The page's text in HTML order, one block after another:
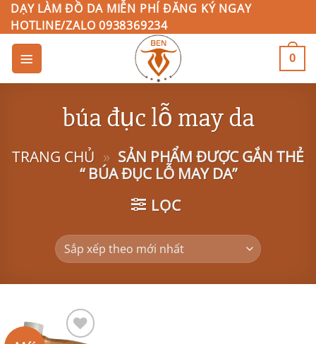
Bỏ
qua
nội
dung
DẠY LÀM ĐỒ DA MIỄN PHÍ ĐĂNG KÝ NGAY
HOTLINE/ZALO 0938369234
0
búa đục lỗ may da
TRANG CHỦ » SẢN PHẨM ĐƯỢC GẮN THẺ
“ BÚA ĐỤC LỖ MAY DA”
LỌC